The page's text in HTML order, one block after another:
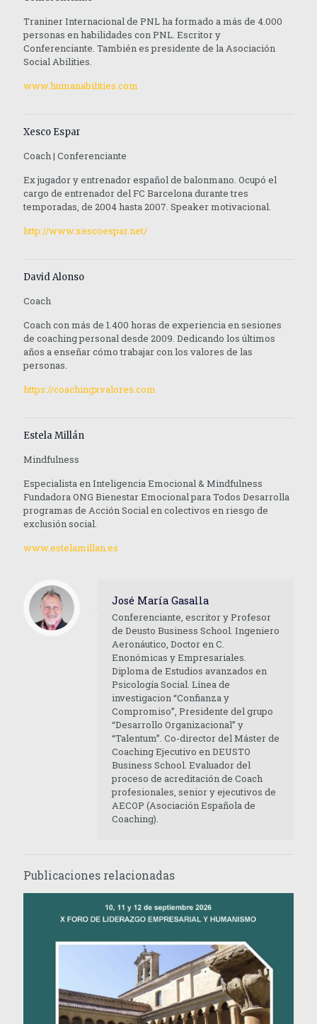
Traniner Internacional de PNL ha formado a más de 4.000
personas en habilidades con PNL. Escritor y
Conferenciante. También es presidente de la Asociación
Social Abilities.
www.humanabilities.com
Xesco Espar
Coach | Conferenciante
Ex jugador y entrenador español de balonmano. Ocupó el
cargo de entrenador del FC Barcelona durante tres
temporadas, de 2004 hasta 2007. Speaker motivacional.
http://www.xescoespar.net/
David Alonso
Coach
Coach con más de 1.400 horas de experiencia en sesiones
de coaching personal desde 2009. Dedicando los últimos
años a enseñar cómo trabajar con los valores de las
personas.
https://coachingxvalores.com
Estela Millán
Mindfulness
Especialista en Inteligencia Emocional & Mindfulness
Fundadora ONG Bienestar Emocional para Todos Desarrolla
programas de Acción Social en colectivos en riesgo de
exclusión social.
www.estelamillan.es
José María Gasalla
Conferenciante, escritor y Profesor
de Deusto Business School. Ingeniero
Aeronáutico, Doctor en C.
Enonómicas y Empresariales.
Diploma de Estudios avanzados en
Psicología Social. Línea de
investigacion “Confianza y
Compromiso”, Presidente del grupo
“Desarrollo Organizacional” y
“Talentum”. Co-director del Máster de
Coaching Ejecutivo en DEUSTO
Business School. Evaluador del
proceso de acreditación de Coach
profesionales, senior y ejecutivos de
AECOP (Asociación Española de
Coaching).
Publicaciones relacionadas